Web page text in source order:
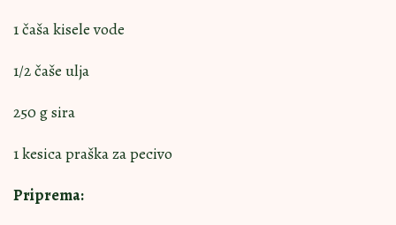
1 čaša kisele vode
1/2 čaše ulja
250 g sira
1 kesica praška za pecivo
Priprema: